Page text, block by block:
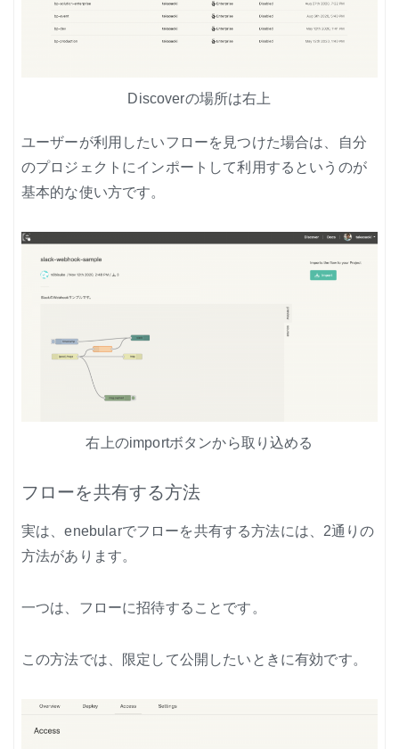
サンプル集
Discoverの場所は右上
ユーザーが利用したいフローを見つけた場合は、自分
のプロジェクトにインポートして利用するというのが
基本的な使い方です。
右上のimportボタンから取り込める
フローを共有する方法
実は、enebularでフローを共有する方法には、2通りの
方法があります。
一つは、フローに招待することです。
この方法では、限定して公開したいときに有効です。